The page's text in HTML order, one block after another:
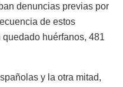
denuncias previas por
de estos
huérfanos, 481
y la otra mitad,